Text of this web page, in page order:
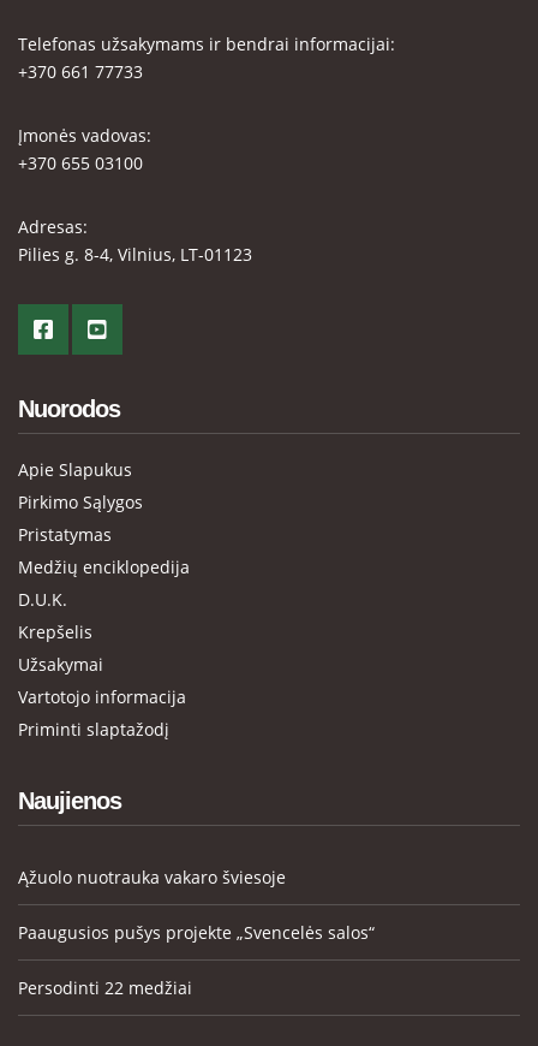
Telefonas užsakymams ir bendrai informacijai:
+370 661 77733
Įmonės vadovas:
+370 655 03100
Adresas:
Pilies g. 8-4, Vilnius, LT-01123
Nuorodos
Apie Slapukus
Pirkimo Sąlygos
Pristatymas
Medžių enciklopedija
D.U.K.
Krepšelis
Užsakymai
Vartotojo informacija
Priminti slaptažodį
Naujienos
Ąžuolo nuotrauka vakaro šviesoje
Paaugusios pušys projekte „Svencelės salos“
Persodinti 22 medžiai